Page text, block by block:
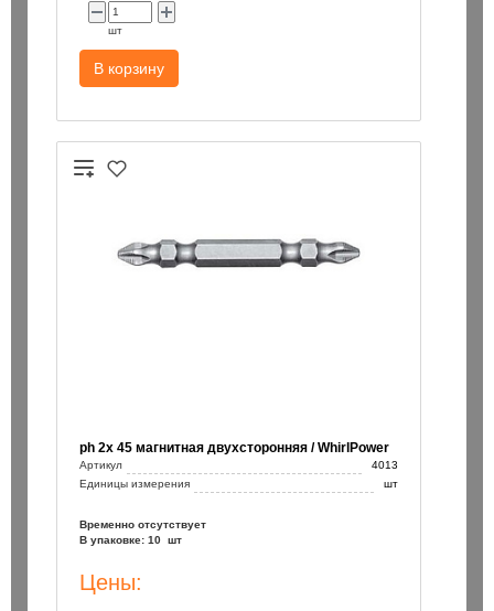
шт
В корзину
ph 2х 45 магнитная двухсторонняя / WhirlPower
Артикул
4013
Единицы измерения
шт
Временно отсутствует
В упаковке: 10 шт
Цены: